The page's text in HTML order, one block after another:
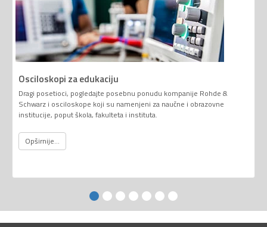
Osciloskopi za edukaciju
Dragi posetioci, pogledajte posebnu ponudu kompanije Rohde &
Schwarz i osciloskope koji su namenjeni za naučne i obrazovne
institucije, poput škola, fakulteta i instituta.
Opširnije...